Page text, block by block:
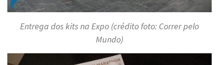
Entrega dos kits na Expo (crédito foto: Correr pelo
Mundo)